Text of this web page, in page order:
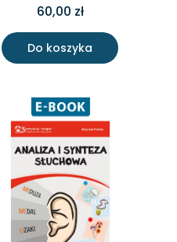
60,00 zł
Do koszyka